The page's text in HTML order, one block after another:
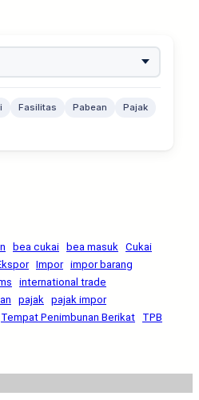
Fasilitas Pabean
Pajak
bea cukai bea masuk
Cukai
Impor impor barang
international trade
pajak
pajak impor
Tempat Penimbunan Berikat TPB